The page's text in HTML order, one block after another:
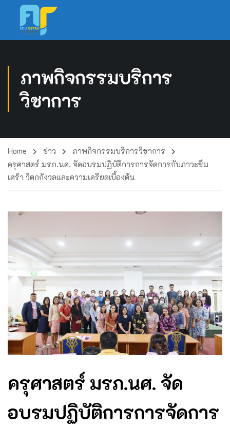
ภาพกิจกรรมบริการ
วิชาการ
Home ข่าว
ภาพกิจกรรมบริการวิชาการ
ครุศาสตร์ มรภ.นศ. จัดอบรมปฏิบัติการการจัดการกับภาวะซึม
เศร้า วิตกกังวลและความเครียดเบื้องต้น
ครุศาสตร์ มรภ.นศ. จัด
อบรมปฏิบัติการการจัดการ